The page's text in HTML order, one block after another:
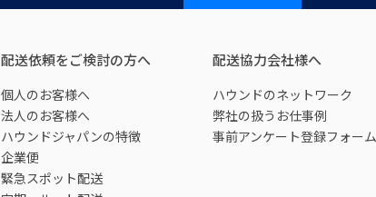
配送依頼をご検討の方へ
個人のお客様へ
法人のお客様へ
ハウンドジャパンの特徴
企業便
緊急スポット配送
配送協力会社様へ
ハウンドのネットワーク
弊社の扱うお仕事例
事前アンケート登録フォーム